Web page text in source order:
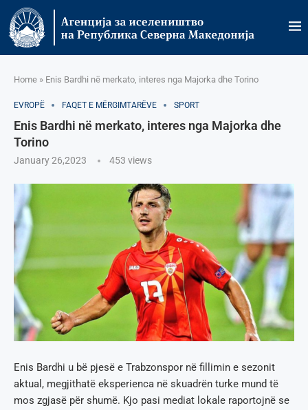
Home » Enis Bardhi në merkato, interes nga Majorka dhe Torino
EVROPË FAQET E MËRGIMTARËVE SPORT
Enis Bardhi në merkato, interes nga Majorka dhe
Torino
January 26,2023 453 views
Enis Bardhi u bë pjesë e Trabzonspor në fillimin e sezonit
aktual, megjithatë eksperienca në skuadrën turke mund të
mos zgjasë për shumë. Kjo pasi mediat lokale raportojnë se